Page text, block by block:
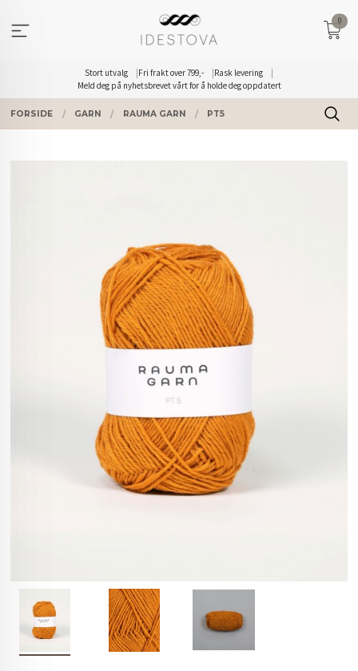
innholdet
Stort utvalg Fri frakt over 799,-
Rask levering
Meld deg på nyhetsbrevet vårt for å holde deg oppdatert
0
FORSIDE GARN RAUMA GARN PT5